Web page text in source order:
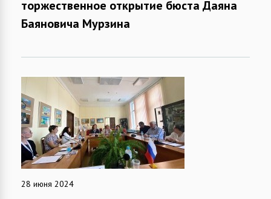
торжественное открытие бюста Даяна
Баяновича Мурзина
28 июня 2024